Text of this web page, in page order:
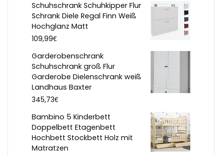
Schuhschrank Schuhkipper Flur
Schrank Diele Regal Finn Weiß
Hochglanz Matt
109,99€
Garderobenschrank
Schuhschrank groß Flur
Garderobe Dielenschrank weiß
Landhaus Baxter
345,73€
Bambino 5 Kinderbett
Doppelbett Etagenbett
Hochbett Stockbett Holz mit
Matratzen